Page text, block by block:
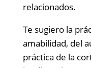
relacionados.
Te sugiero la
amabilidad, del
práctica de la